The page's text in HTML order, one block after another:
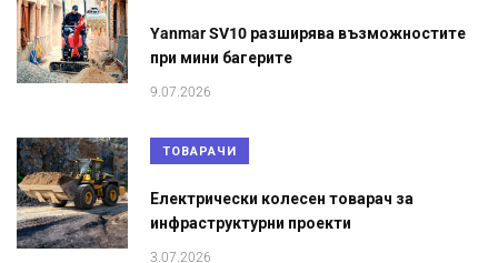
Yanmar SV10 разширява възможностите
при мини багерите
9.07.2026
ТОВАРАЧИ
Електрически колесен товарач за
инфраструктурни проекти
3.07.2026